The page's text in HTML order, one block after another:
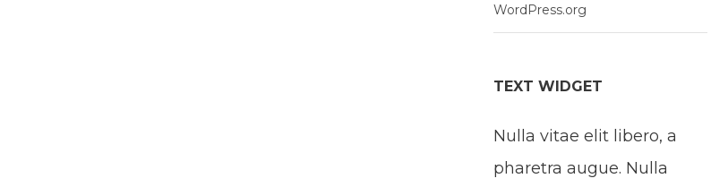
WordPress.org
TEXT WIDGET
Nulla vitae elit libero, a
pharetra augue. Nulla